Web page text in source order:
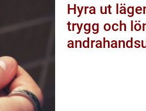
Hyra ut
trygg och